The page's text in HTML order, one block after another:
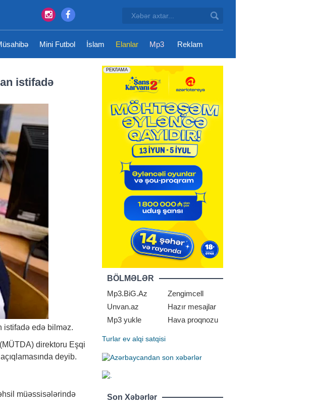
Mini Futbol İslam Elanlar Mp3 Reklam
istifadə
istifadə edə bilməz.
direktoru Eşqi
deyib.
müəssisələrində
BÖLMƏLƏR
Mp3.BiG.Az
Zengimcell
Unvan.az
Hazır mesajlar
Mp3 yukle
Hava proqnozu
Turlar ev alqi satqisi
Son Xəbərlər